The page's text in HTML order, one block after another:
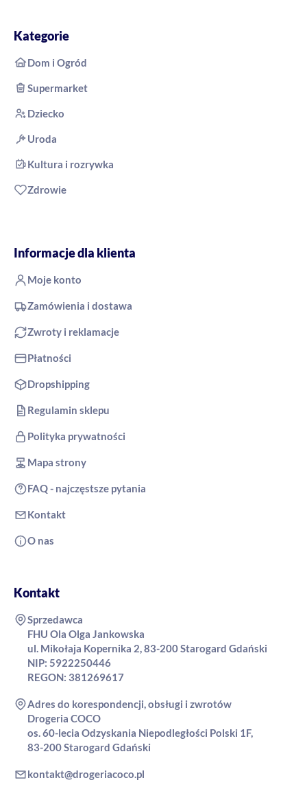
Kategorie
Dom i Ogród
Supermarket
Dziecko
Uroda
Kultura i rozrywka
Zdrowie
Informacje dla klienta
Moje konto
Zamówienia i dostawa
Zwroty i reklamacje
Płatności
Dropshipping
Regulamin sklepu
Polityka prywatności
Mapa strony
FAQ - najczęstsze pytania
Kontakt
O nas
Kontakt
Sprzedawca
FHU Ola Olga Jankowska
ul. Mikołaja Kopernika 2, 83-200 Starogard Gdański
NIP: 5922250446
REGON: 381269617
Adres do korespondencji, obsługi i zwrotów
Drogeria COCO
os. 60-lecia Odzyskania Niepodległości Polski 1F,
83-200 Starogard Gdański
kontakt@drogeriacoco.pl